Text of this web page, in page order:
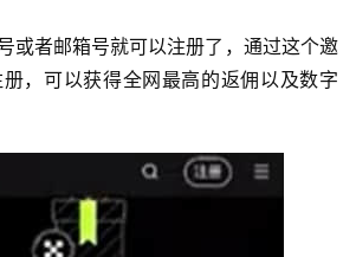
或者邮箱号就可以注册了，通过这个邀
册，可以获得全网最高的返佣以及数字